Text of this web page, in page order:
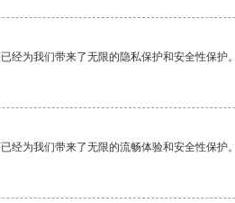
经为我们带来了无限的隐私保护和安全性保护
经为我们带来了无限的流畅体验和安全性保护